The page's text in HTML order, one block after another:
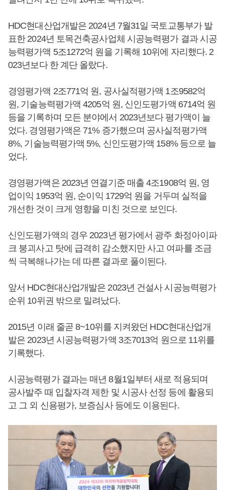
HDC현대산업개발은 2024년 7월31일 국토교통부가 발
표한 2024년 토목건축공사업체 시공능력평가 결과 시공
능력평가액 5조1272억 원을 기록해 10위에 자리했다. 2
023년보다 한 계단 올랐다.
경영평가액 2조771억 원, 공사실적평가액 1조9582억
원, 기술능력평가액 4205억 원, 신인도평가액 6714억 원
등을 기록하며 모든 분야에서 2023년보다 평가액이 늘
었다. 경영평가액은 71% 증가했으며 공사실적평가액
8%, 기술능력평가액 5%, 신인도평가액 158% 등으로 늘
었다.
경영평가액은 2023년 연결기준 매출 4조1908억 원, 영
업이익 1953억 원, 순이익 1729억 원을 거두며 실적을
개선한 것이 크게 영향을 미친 것으로 보인다.
신인도평가액의 경우 2023년 평가에서 광주 화정아이파
크 붕괴사고 탓에 급격히 감소했지만 사고 여파를 조금
씩 극복해나가는 데 따른 결과로 풀이된다.
앞서 HDC현대산업개발은 2023년 건설사 시공능력평가
순위 10위권 밖으로 밀려났다.
2015년 이래 줄곧 8~10위를 지켜왔던 HDC현대산업개
발은 2023년 시공능력평가액 3조7013억 원으로 11위를
기록했다.
시공능력평가 결과는 매년 8월1일부터 새로 적용되며
공사발주 때 입찰자격 제한 및 시공사 선정 등에 활용되
고 그 외 신용평가, 보증심사 등에도 이용된다.